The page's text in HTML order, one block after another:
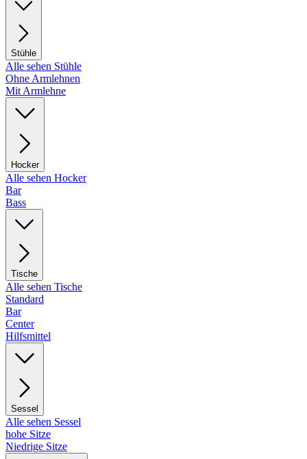
Stühle
Alle sehen Stühle
Ohne Armlehnen
Mit Armlehne
Hocker
Alle sehen Hocker
Bar
Bass
Tische
Alle sehen Tische
Standard
Bar
Center
Hilfsmittel
Sessel
Alle sehen Sessel
hohe Sitze
Niedrige Sitze